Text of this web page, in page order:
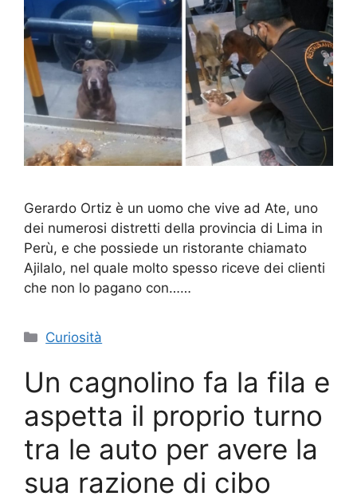
Gerardo Ortiz è un uomo che vive ad Ate, uno
dei numerosi distretti della provincia di Lima in
Perù, e che possiede un ristorante chiamato
Ajilalo, nel quale molto spesso riceve dei clienti
che non lo pagano con……
Categorie
Curiosità
Un cagnolino fa la fila e
aspetta il proprio turno
tra le auto per avere la
sua razione di cibo